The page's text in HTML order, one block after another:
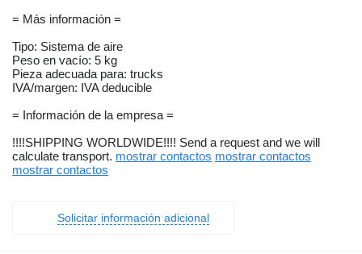
= Más información =
Tipo: Sistema de aire
Peso en vacío: 5 kg
Pieza adecuada para: trucks
IVA/margen: IVA deducible
= Información de la empresa =
!!!!SHIPPING WORLDWIDE!!!! Send a request and we will
calculate transport. mostrar contactos mostrar contactos
mostrar contactos
Solicitar información adicional